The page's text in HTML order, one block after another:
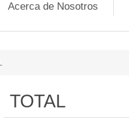
Acerca de Nosotros
TOTAL